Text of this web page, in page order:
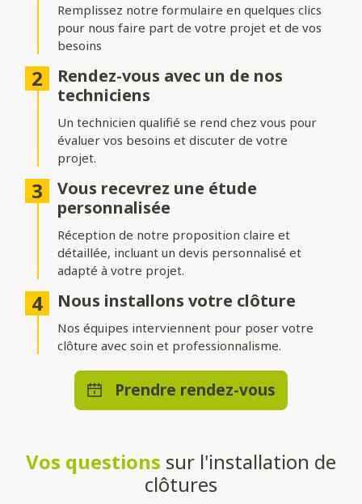
: économique, durable et facile à entretenir.
Bois: naturel et chaleureux, idéal pour un extérieur
authentique.
: robuste et contemporain, avec une touche minérale.
: simple, efficace et modulable selon vos besoins.
Différentes options d’occultation
Selon vos envies et vos besoins, nos clôtures peuvent être :
Pleinement occultantes: pour garantir une intimité
maximale.
Ajourées
: pour laisser passer la lumière tout en délimitant
votre espace.
Brise-vue ou brise-vent: pour allier confort et esthétisme.
Une pose adaptée à votre terrain
Que vous souhaitiez une clôture posée directement au sol ou
Un large choix de teintes et de
Remplissez notre formulaire en quelques clics
pour nous faire part de votre projet et de vos
besoins
Rendez-vous avec un de nos
techniciens
Un technicien qualifié se rend chez vous pour
évaluer vos besoins et discuter de votre
projet.
Vous recevrez une étude
personnalisée
Réception de notre proposition claire et
détaillée, incluant un devis personnalisé et
adapté à votre projet.
Nous installons votre clôture
Nos équipes interviennent pour poser votre
clôture avec soin et professionnalisme.
Prendre rendez-vous
Vos questions sur l'installation de
clôtures